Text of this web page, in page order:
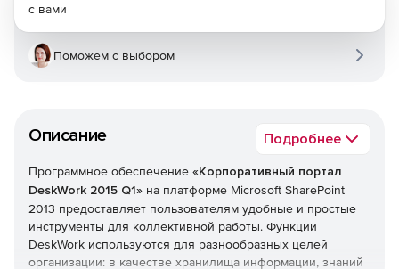
Описание Подробнее
Программное обеспечение «Корпоративный портал
DeskWork 2015 Q1» на платформе Microsoft SharePoint
2013 предоставляет пользователям удобные и простые
инструменты для коллективной работы. Функции
DeskWork используются для разнообразных целей
организации: в качестве хранилища информации, знаний
с вами
Поможем с выбором